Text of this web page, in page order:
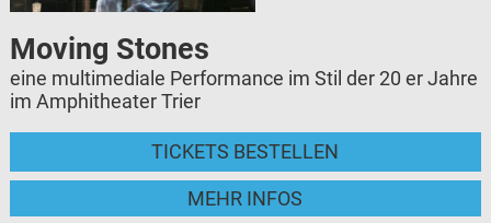
Moving Stones
eine multimediale Performance im Stil der 20 er Jahre
im Amphitheater Trier
TICKETS BESTELLEN
MEHR INFOS